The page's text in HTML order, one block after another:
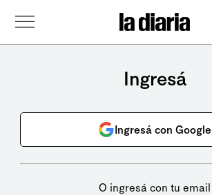
Ingresá
Ingresá con Google
O ingresá con tu email